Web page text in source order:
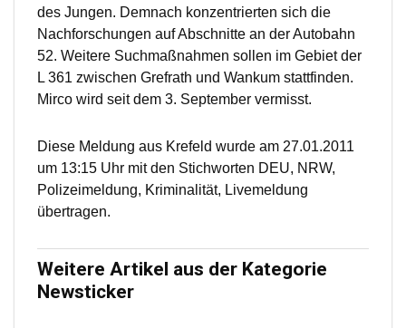
des Jungen. Demnach konzentrierten sich die
Nachforschungen auf Abschnitte an der Autobahn
52. Weitere Suchmaßnahmen sollen im Gebiet der
L 361 zwischen Grefrath und Wankum stattfinden.
Mirco wird seit dem 3. September vermisst.
Diese Meldung aus Krefeld wurde am 27.01.2011
um 13:15 Uhr mit den Stichworten DEU, NRW,
Polizeimeldung, Kriminalität, Livemeldung
übertragen.
Weitere Artikel aus der Kategorie
Newsticker